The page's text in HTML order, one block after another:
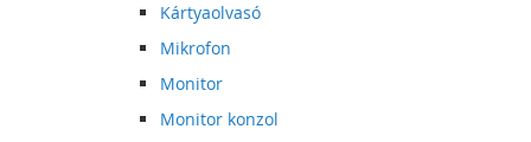
Kártyaolvasó
Mikrofon
Monitor
Monitor konzol